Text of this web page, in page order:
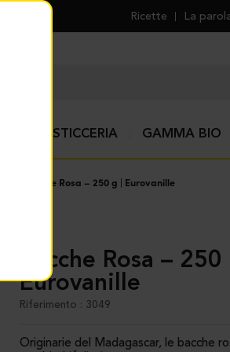
Ricette La
LA PASTICCERIA GAMMA BIO
Bacche Rosa – 250 g | Eurovanille
Eurovanille
Riferimento : 3049
Originarie del Madagascar, le bacche